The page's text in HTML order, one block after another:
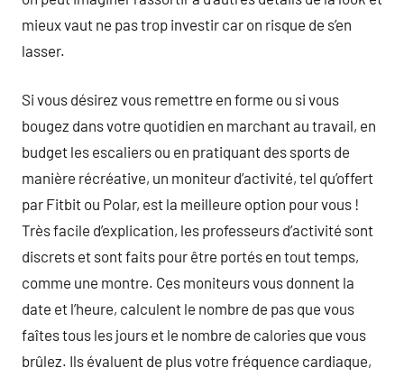
mieux vaut ne pas trop investir car on risque de s’en
lasser.
Si vous désirez vous remettre en forme ou si vous
bougez dans votre quotidien en marchant au travail, en
budget les escaliers ou en pratiquant des sports de
manière récréative, un moniteur d’activité, tel qu’offert
par Fitbit ou Polar, est la meilleure option pour vous !
Très facile d’explication, les professeurs d’activité sont
discrets et sont faits pour être portés en tout temps,
comme une montre. Ces moniteurs vous donnent la
date et l’heure, calculent le nombre de pas que vous
faîtes tous les jours et le nombre de calories que vous
brûlez. Ils évaluent de plus votre fréquence cardiaque,